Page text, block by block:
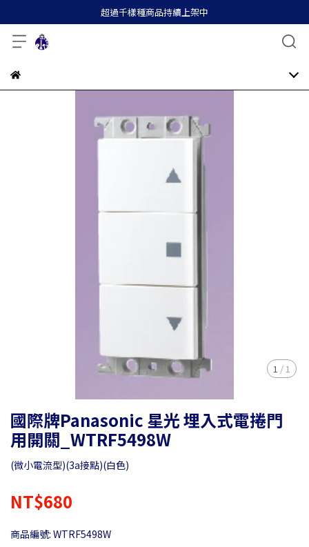
超過千樣種商品持續上架中
1 / 1
國際牌Panasonic 星光 埋入式電捲門
用開關_WTRF5498W
(微小電流型)(3a接點)(白色)
NT$680
商品編號: WTRF5498W